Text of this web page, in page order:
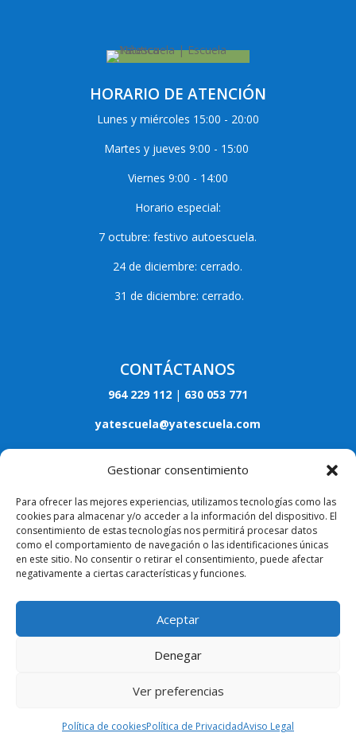
Gestionar consentimiento
Para ofrecer las mejores experiencias, utilizamos tecnologías como las
cookies para almacenar y/o acceder a la información del dispositivo. El
consentimiento de estas tecnologías nos permitirá procesar datos
como el comportamiento de navegación o las identificaciones únicas
en este sitio. No consentir o retirar el consentimiento, puede afectar
negativamente a ciertas características y funciones.
Aceptar
Denegar
Ver preferencias
Política de cookiesPolítica de PrivacidadAviso Legal
HORARIO DE ATENCIÓN
Lunes y miércoles 15:00 - 20:00
Martes y jueves 9:00 - 15:00
Viernes 9:00 - 14:00
Horario especial:
7 octubre: festivo autoescuela.
24 de diciembre: cerrado.
31 de diciembre: cerrado.
CONTÁCTANOS
964 229 112| 630 053 771
yatescuela@yatescuela.com
Calle Museros, 3 - Bajo 12005, Castellón
ASPECTOS LEGALES
Aviso legal
Política de privacidad
Política de cookies
Diseñado y desarrollado porSímbolo Digital